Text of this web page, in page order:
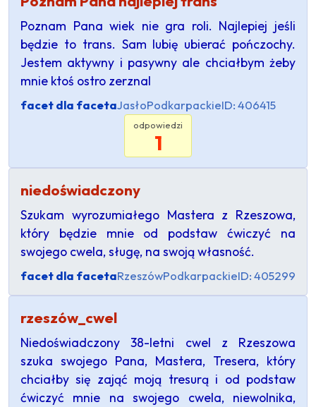
Poznam Pana wiek nie gra roli. Najlepiej jeśli
będzie to trans. Sam lubię ubierać pończochy.
Jestem aktywny i pasywny ale chciałbym żeby
mnie ktoś ostro zerznal
facet dla facetaJasłoPodkarpackieID: 406415
odpowiedzi
1
niedoświadczony
Szukam wyrozumiałego Mastera z Rzeszowa,
który będzie mnie od podstaw ćwiczyć na
swojego cwela, sługę, na swoją własność.
facet dla facetaRzeszówPodkarpackieID: 405299
rzeszów_cwel
Niedoświadczony 38-letni cwel z Rzeszowa
szuka swojego Pana, Mastera, Tresera, który
chciałby się zająć moją tresurą i od podstaw
ćwiczyć mnie na swojego cwela, niewolnika,